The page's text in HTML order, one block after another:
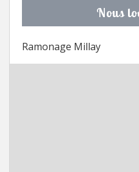
Nous
Ramonage Millay